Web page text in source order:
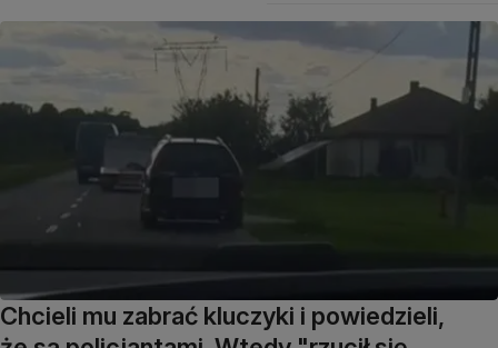
Chcieli mu zabrać kluczyki i powiedzieli,